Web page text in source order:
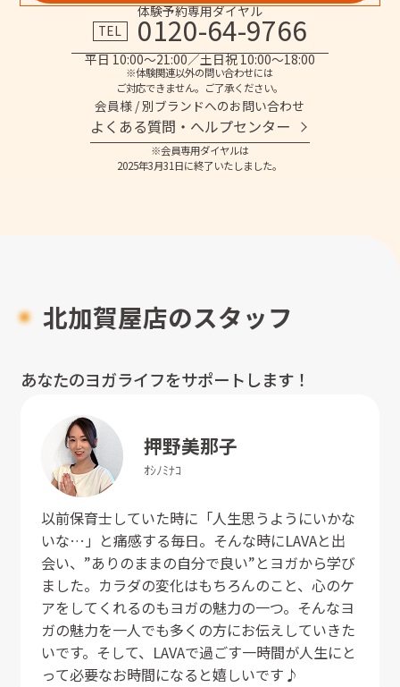
体験予約専用ダイヤル
TEL
0120-64-9766
平日 10:00～21:00／土日祝 10:00～18:00
※体験関連以外の問い合わせには
ご対応できません。ご了承ください。
会員様 / 別ブランドへのお問い合わせ
よくある質問・へルプセンター
※会員専用ダイヤルは
2025年3月31日に終了いたしました。
北加賀屋店のスタッフ
あなたのヨガライフをサポートします！
押野美那子
ｵｼﾉﾐﾅｺ
以前保育士していた時に「人生思うようにいかな
いな…」と痛感する毎日。そんな時にLAVAと出
会い、”ありのままの自分で良い”とヨガから学び
ました。カラダの変化はもちろんのこと、心のケ
アをしてくれるのもヨガの魅力の一つ。そんなヨ
ガの魅力を一人でも多くの方にお伝えしていきた
いです。そして、LAVAで過ごす一時間が人生にと
って必要なお時間になると嬉しいです♪